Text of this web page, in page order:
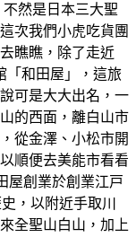
然是日本三大聖
次我們小虎吃貨團
瞧瞧，除了走近
「和田屋」，這旅
可是大大出名，一
的西面，離白山市
從金澤、小松市開
順便去美能市看看
屋創業於創業江戸
，以附近手取川
全聖山白山，加上